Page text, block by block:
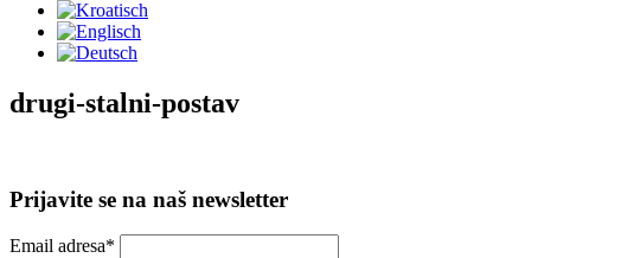
drugi-stalni-postav
Prijavite se na naš newsletter
Email adresa*